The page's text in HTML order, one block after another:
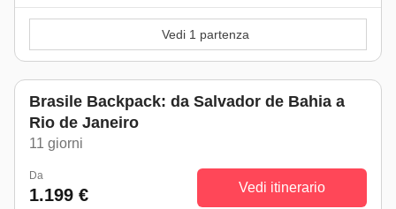
Vedi 1 partenza
Brasile Backpack: da Salvador de Bahia a
Rio de Janeiro
11 giorni
Da
1.199 € Vedi itinerario